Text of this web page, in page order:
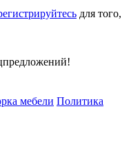
для того,
мебели Политика